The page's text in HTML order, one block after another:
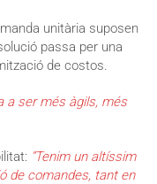
unitària suposen
passa per una
de costos.
a ser més àgils, més
“Tenim un altíssim
de comandes, tant en